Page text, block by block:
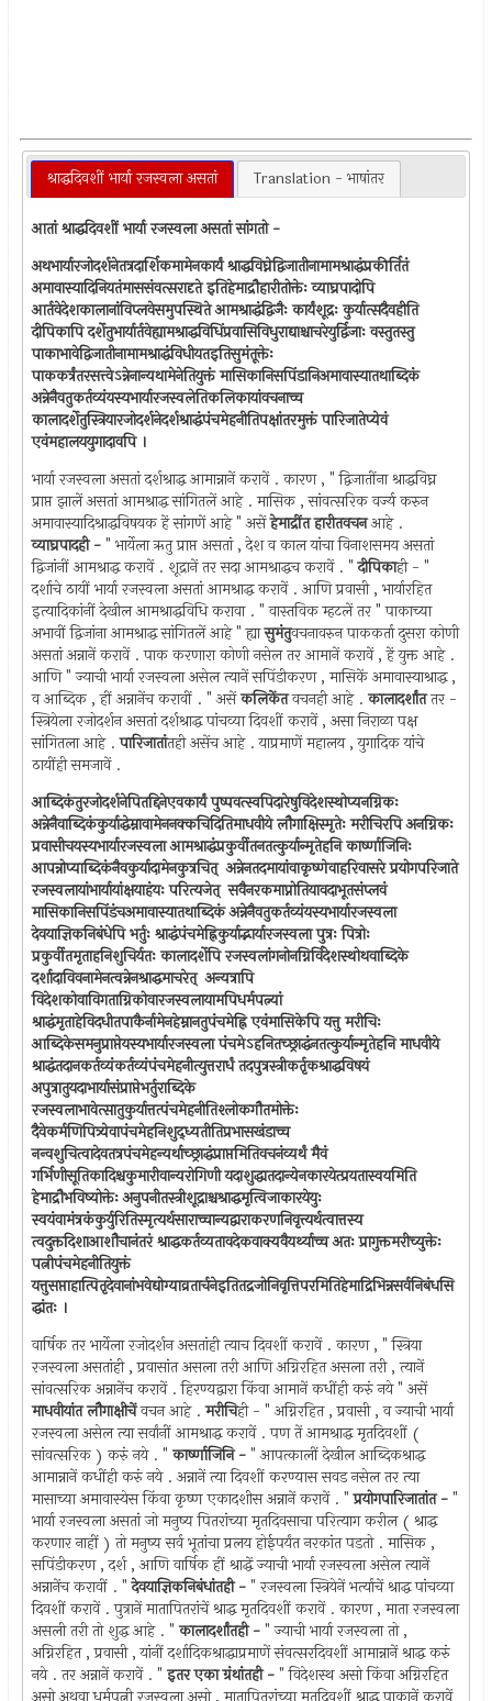
श्राद्धदिवशीं भार्या रजस्वला असतां Translation - भाषांतर
आतां श्राद्धदिवशीं भार्या रजस्वला असतां सांगतो -
अथभार्यारजोदर्शनेतत्रदार्शिकमामेनकार्यं श्राद्धविघ्नेद्विजातीनामामश्राद्धंप्रकीर्तितं
अमावास्यादिनियतंमाससंवत्सरादृते इतिहेमाद्रौहारीतोक्तेः व्याघ्रपादोपि
आर्तवेदेशकालानांविप्लवेसमुपस्थिते आमश्राद्धंद्विजैः कार्यंशूद्रः कुर्यात्सदैवहीति
दीपिकापि दर्शेतुभार्यार्तवेह्यामश्राद्धविधिंप्रवासिविधुराद्याश्चाचरेयुर्द्विजाः वस्तुतस्तु
पाकाभावेद्विजातीनामामश्राद्धंविधीयतइतिसुमंतूक्तेः
पाककर्त्रंतरसत्त्वेऽन्नेनान्यथामेनेतियुक्तं मासिकानिसपिंडानिअमावास्यातथाब्दिकं
अन्नेनैवतुकर्तव्यंयस्यभार्यारजस्वलेतिकलिकायांवचनाच्च
कालादर्शेतुस्त्रियारजोदर्शनेदर्शश्राद्धंपंचमेहनीतिपक्षांतरमुक्तं पारिजातेप्येवं
एवंमहालययुगादावपि ।
भार्या रजस्वला असतां दर्शश्राद्ध आमान्नानें करावें . कारण , " द्विजातींना श्राद्धविघ्न
प्राप्त झालें असतां आमश्राद्ध सांगितलें आहे . मासिक , सांवत्सरिक वर्ज्य करुन
अमावास्यादिश्राद्धविषयक हें सांगणें आहे " असेंहेमाद्रींत हारीतवचनआहे .
व्याघ्रपादही -" भार्येला ऋतु प्राप्त असतां , देश व काल यांचा विनाशसमय असतां
द्विजांनीं आमश्राद्ध करावें . शूद्रानें तर सदा आमश्राद्धच करावें . "दीपिकाही - "
दर्शाचे ठायीं भार्या रजस्वला असतां आमश्राद्ध करावें . आणि प्रवासी , भार्यारहित
इत्यादिकांनीं देखील आमश्राद्धविधि करावा . " वास्तविक म्हटलें तर " पाकाच्या
अभावीं द्विजांना आमश्राद्ध सांगितलें आहे " ह्यासुमंतुवचनावरुन पाककर्ता दुसरा कोणी
असतां अन्नानें करावें . पाक करणारा कोणी नसेल तर आमानें करावें , हें युक्त आहे .
आणि " ज्याची भार्या रजस्वला असेल त्यानें सपिंडीकरण , मासिकें अमावास्याश्राद्ध ,
व आब्दिक , हीं अन्नानेंच करावीं . " असेंकलिकेंतवचनही आहे .कालादर्शांततर -
स्त्रियेला रजोदर्शन असतां दर्शश्राद्ध पांचव्या दिवशीं करावें , असा निराळा पक्ष
सांगितला आहे .पारिजातांतही असेंच आहे . याप्रमाणें महालय , युगादिक यांचे
ठायींही समजावें .
आब्दिकंतुरजोदर्शनेपितद्दिनेएवकार्यं पुष्पवत्स्वपिदारेषुविदेशस्थोप्यनग्निकः
अन्नेनैवाब्दिकंकुर्याद्धेम्नावामेननक्कचिदितिमाधवीये लौगाक्षिस्मृतेः मरीचिरपि अनग्निकः
प्रवासीचयस्यभार्यारजस्वला आमश्राद्धंप्रकुर्वीतनतत्कुर्यान्मृतेहनि कार्ष्णाजिनिः
आपन्नोप्याब्दिकंनैवकुर्यादामेनकुत्रचित् ‍ अन्नेनतदमायांवाकृष्णेवाहरिवासरे प्रयोगपरिजाते
रजस्वलायांभार्यायांक्षयाहंयः परित्यजेत् ‍ सवैनरकमाप्नोतियावदाभूतसंप्लवं
मासिकानिसपिंडंचअमावास्यातथाब्दिकं अन्नेनैवतुकर्तव्यंयस्यभार्यारजस्वला
देवयाज्ञिकनिबंधेपि भर्तुः श्राद्धंपंचमेह्निकुर्याद्भार्यारजस्वला पुत्रः पित्रोः
प्रकुर्वीतमृताहनिशुचिर्यतः कालादर्शेपि रजस्वलांगनोनग्निर्विदेशस्थोथवाब्दिके
दर्शादाविवनामेनत्वन्नेनश्राद्धमाचरेत् ‍ अन्यत्रापि
विदेशकोवाविगताग्निकोवारजस्वलायामपिधर्मपत्न्यां
श्राद्धंमृताहेविदधीतपाकैर्नामेनहेम्नानतुपंचमेह्नि एवंमासिकेपि यत्तु मरीचिः
आब्दिकेसमनुप्राप्तेयस्यभार्यारजस्वला पंचमेऽहनितच्छ्राद्धंनतत्कुर्यान्मृतेहनि माधवीये
श्राद्धंतदानकर्तव्यंकर्तव्यंपंचमेहनीत्युत्तरार्धं तदपुत्रस्त्रीकर्तृकश्राद्धविषयं
अपुत्रातुयदाभार्यासंप्राप्तेभर्तुराब्दिके
रजस्वलाभावेत्सातुकुर्यात्तत्पंचमेहनीतिश्लोकगौतमोक्तेः
दैवेकर्मणिपित्र्येवापंचमेहनिशुद्ध्यतीतिप्रभासखंडाच्च
नन्वशुचित्वादेवतत्रपंचमेहन्यर्थाच्छ्राद्धंप्राप्तमितिवचनंव्यर्थं मैवं
गर्भिणीसूतिकादिश्चकुमारीवान्यरोगिणी यदाशुद्धातदान्येनकारयेत्प्रयतास्वयमिति
हेमाद्रौभविष्योक्तेः अनुपनीतस्त्रीशूद्राश्चश्राद्धमृत्विजाकारयेयुः
स्वयंवामंत्रकंकुर्युरितिस्मृत्यर्थसाराच्चान्यद्वाराकरणनिवृत्त्यर्थत्वात्तस्य
त्वदुक्तदिशाआशौचानंतरं श्राद्धकर्तव्यतावदेकवाक्यवैयर्थ्याच्च अतः प्रागुक्तमरीच्युक्तेः
पत्नीपंचमेहनीतियुक्तं
यत्तुसप्ताहात्पितृदेवानांभवेद्योग्याव्रतार्चनेइतितद्रजोनिवृत्तिपरमितिहेमाद्रिभिन्नसर्वनिबंधसि
द्धांतः ।
वार्षिक तर भार्येला रजोदर्शन असतांही त्याच दिवशीं करावें . कारण , " स्त्रिया
रजस्वला असतांही , प्रवासांत असला तरी आणि अग्निरहित असला तरी , त्यानें
सांवत्सरिक अन्नानेंच करावें . हिरण्यद्वारा किंवा आमानें कधींही करुं नये " असें
माधवीयांत लौगाक्षीचेंवचन आहे .मरीचिही - " अग्निरहित , प्रवासी , व ज्याची भार्या
रजस्वला असेल त्या सर्वांनीं आमश्राद्ध करावें . पण तें आमश्राद्ध मृतदिवशीं (
सांवत्सरिक ) करुं नये . "कार्ष्णाजिनि -" आपत्कालीं देखील आब्दिकश्राद्ध
आमान्नानें कधींही करुं नये . अन्नानें त्या दिवशीं करण्यास सवड नसेल तर त्या
मासाच्या अमावास्येस किंवा कृष्ण एकादशीस अन्नानें करावें . "प्रयोगपारिजातांत -"
भार्या रजस्वला असतां जो मनुष्य पितरांच्या मृतदिवसाचा परित्याग करील ( श्राद्ध
करणार नाहीं ) तो मनुष्य सर्व भूतांचा प्रलय होईपर्यंत नरकांत पडतो . मासिक ,
सपिंडीकरण , दर्श , आणि वार्षिक हीं श्राद्धें ज्याची भार्या रजस्वला असेल त्यानें
अन्नानेंच करावीं . "देवयाज्ञिकनिबंधांतही -" रजस्वला स्त्रियेनें भर्त्याचें श्राद्ध पांचव्या
दिवशीं करावें . पुत्रानें मातापितरांचें श्राद्ध मृतदिवशीं करावें . कारण , माता रजस्वला
असली तरी तो शुद्ध आहे . "कालादर्शांतही -" ज्याची भार्या रजस्वला तो ,
अग्निरहित , प्रवासी , यांनीं दर्शादिकश्राद्धाप्रमाणें संवत्सरदिवशीं आमान्नानें श्राद्ध करुं
नये . तर अन्नानें करावें . "इतर एका ग्रंथांतही -" विदेशस्थ असो किंवा अग्निरहित